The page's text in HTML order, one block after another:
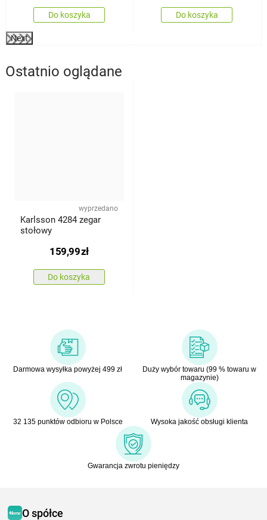
Do koszyka Do koszyka
Next
Ostatnio oglądane
wyprzedano
Karlsson 4284 zegar
stołowy
159,99zł
Do koszyka
Darmowa wysyłka powyżej 499 zł
Duży wybór towaru (99 % towaru w
magazynie)
32 135 punktów odbioru w Polsce Wysoka jakość obsługi klienta
Gwarancja zwrotu pieniędzy
O spółce